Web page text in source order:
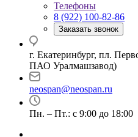
Телефоны
8 (922) 100-82-86
Заказать звонок
г. Екатеринбург, пл.
ПАО Уралмашзавод)
neospan@neospan.ru
Пн. – Пт.: с 9:00 до 18:00